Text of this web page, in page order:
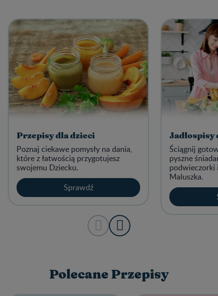
Przepisy dla dzieci
Poznaj ciekawe pomysły na dania,
które z łatwością przygotujesz
swojemu Dziecku.
Sprawdź
Jadłospisy
Ściągnij
pyszne
podwieczorki
Maluszka.
Polecane Przepisy